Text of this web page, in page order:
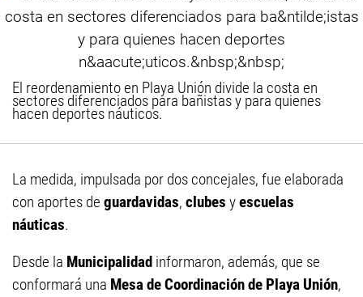
El reordenamiento en Playa Unión divide la costa en
sectores diferenciados para bañistas y para quienes
hacen deportes náuticos.
La medida, impulsada por dos concejales, fue elaborada
con aportes de guardavidas, clubes yescuelas
náuticas.
Desde la Municipalidad informaron, además, que se
conformará una Mesa de Coordinación de Playa Unión,